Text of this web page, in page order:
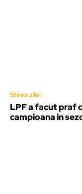
Stirea zilei
LPF a facut praf
campioana in